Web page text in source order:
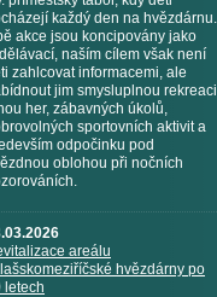
každý den na hvězdárnu.
akce jsou koncipovány jako
naším cílem však není
zahlcovat informacemi, ale
jim smysluplnou rekreaci
her, zábavných úkolů,
sportovních aktivit a
odpočinku pod
oblohou při nočních
areálu
hvězdárny po
letech